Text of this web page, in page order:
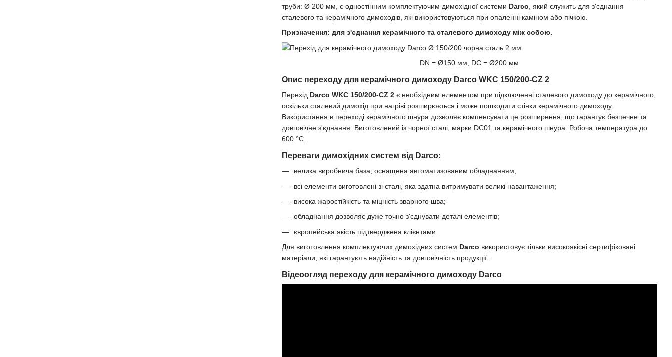
труби: Ø 200 мм, є одностінним комплектуючим димохідної системи Darco , який служить для з'єднання
сталевого та керамічного димоходів, які використовуються при опаленні каміном або пічкою.
Призначення: для з'єднання керамічного та сталевого димоходу між собою.
DN = Ø150 мм, DC = Ø200 мм
Опис переходу для керамічного димоходу Darco WKC 150/200-CZ 2
Перехід Darco WKC 150/200-CZ 2є необхідним елементом при підключенні сталевого димоходу до керамічного,
оскільки сталевий димохід при нагріві розширюється і може пошкодити стінки керамічного димоходу.
Використання в переході керамічного шнура дозволяє компенсувати це розширення, що гарантує безпечне та
довговічне з'єднання. Виготовлений із чорної сталі, марки DC01 та керамічного шнура. Робоча температура до
600 °С.
Переваги димохідних систем від Darco:
велика виробнича база, оснащена автоматизованим обладнанням;
всі елементи виготовлені зі сталі, яка здатна витримувати великі навантаження;
висока жаростійкість та міцність зварного шва;
обладнання дозволяє дуже точно з'єднувати деталі елементів;
європейська якість підтверджена клієнтами.
Для виготовлення комплектуючих димохідних систем Darco використовує тільки високоякісні сертифіковані
матеріали, які гарантують надійність та довговічність продукції.
Відеоогляд переходу для керамічного димоходу Darco